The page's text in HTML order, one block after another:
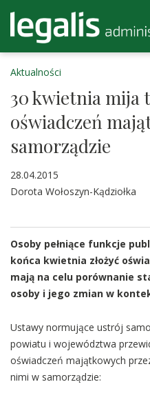
Aktualności
30 kwietnia mija
oświadczeń
samorządzie
28.04.2015
Dorota Wołoszyn-Kądziołka
Osoby pełniące funkcje
końca kwietnia złożyć
mają na celu porównanie
osoby i jego zmian w
Ustawy normujące ustrój
powiatu i województwa
oświadczeń majątkowych
nimi w samorządzie: